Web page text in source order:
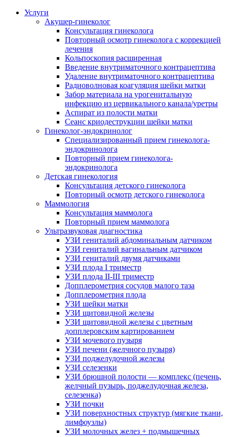
Услуги
Акушер-гинеколог
Консультация гинеколога
Повторный осмотр гинеколога с коррекцией
лечения
Кольпоскопия расширенная
Введение внутриматочного контрацептива
Удаление внутриматочного контрацептива
Радиоволновая коагуляция шейки матки
Забор материала на урогенитальную
инфекцию из цервикального канала/уретры
Аспират из полости матки
Сеанс криодеструкции шейки матки
Гинеколог-эндокринолог
Специализированный прием гинеколога-
эндокринолога
Повторный прием гинеколога-
эндокринолога
Детская гинекология
Консультация детского гинеколога
Повторный осмотр детского гинеколога
Маммология
Консультация маммолога
Повторный прием маммолога
Ультразвуковая диагностика
УЗИ гениталий абдоминальным датчиком
УЗИ гениталий вагинальным датчиком
УЗИ гениталий двумя датчиками
УЗИ плода I триместр
УЗИ плода II-III триместр
Допплерометрия сосудов малого таза
Допплерометрия плода
УЗИ шейки матки
УЗИ щитовидной железы
УЗИ щитовидной железы с цветным
допплеровским картированием
УЗИ мочевого пузыря
УЗИ печени (желчного пузыря)
УЗИ поджелудочной железы
УЗИ селезенки
УЗИ брюшной полости — комплекс (печень,
желчный пузырь, поджелудочная железа,
селезенка)
УЗИ почки
УЗИ поверхностных структур (мягкие ткани,
лимфоузлы)
УЗИ молочных желез + подмышечных